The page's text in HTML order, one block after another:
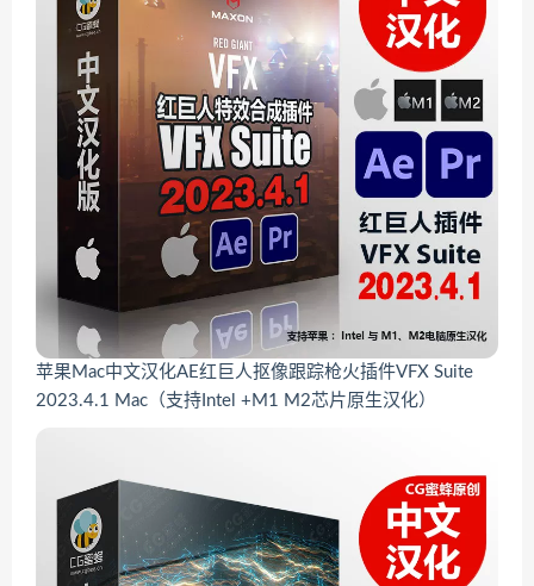
苹果Mac中文汉化AE红巨人抠像跟踪枪火插件VFX Suite
2023.4.1 Mac（支持Intel +M1 M2芯片原生汉化）